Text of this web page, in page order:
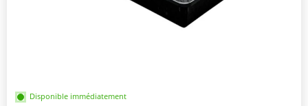
Disponible immédiatement